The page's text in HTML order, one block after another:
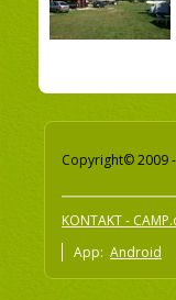
Copyright© 2009
KONTAKT -
App: Android